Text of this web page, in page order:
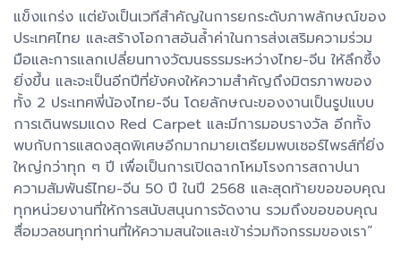
แข็งแกร่ง แต่ยังเป็นเวทีสำคัญในการยกระดับภาพลักษณ์ของ
ประเทศไทย และสร้างโอกาสอันล้ำค่าในการส่งเสริมความร่วม
มือและการแลกเปลี่ยนทางวัฒนธรรมระหว่างไทย-จีน ให้ลึกซึ้ง
ยิ่งขึ้น และจะเป็นอีกปีที่ยังคงให้ความสำคัญถึงมิตรภาพของ
ทั้ง 2 ประเทศพี่น้องไทย-จีน โดยลักษณะของงานเป็นรูปแบบ
การเดินพรมแดง Red Carpet และมีการมอบรางวัล อีกทั้ง
พบกับการแสดงสุดพิเศษอีกมากมายเตรียมพบเซอร์ไพรส์ที่ยิ่ง
ใหญ่กว่าทุก ๆ ปี เพื่อเป็นการเปิดฉากโหมโรงการสถาปนา
ความสัมพันธ์ไทย-จีน 50 ปี ในปี 2568 และสุดท้ายขอขอบคุณ
ทุกหน่วยงานที่ให้การสนับสนุนการจัดงาน รวมถึงขอขอบคุณ
สื่อมวลชนทุกท่านที่ให้ความสนใจและเข้าร่วมกิจกรรมของเรา”